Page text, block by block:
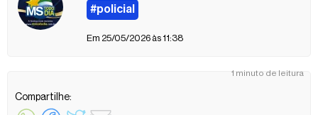
1 minuto de leitura
#policial
Em 25/05/2026 às 11:38
Compartilhe: